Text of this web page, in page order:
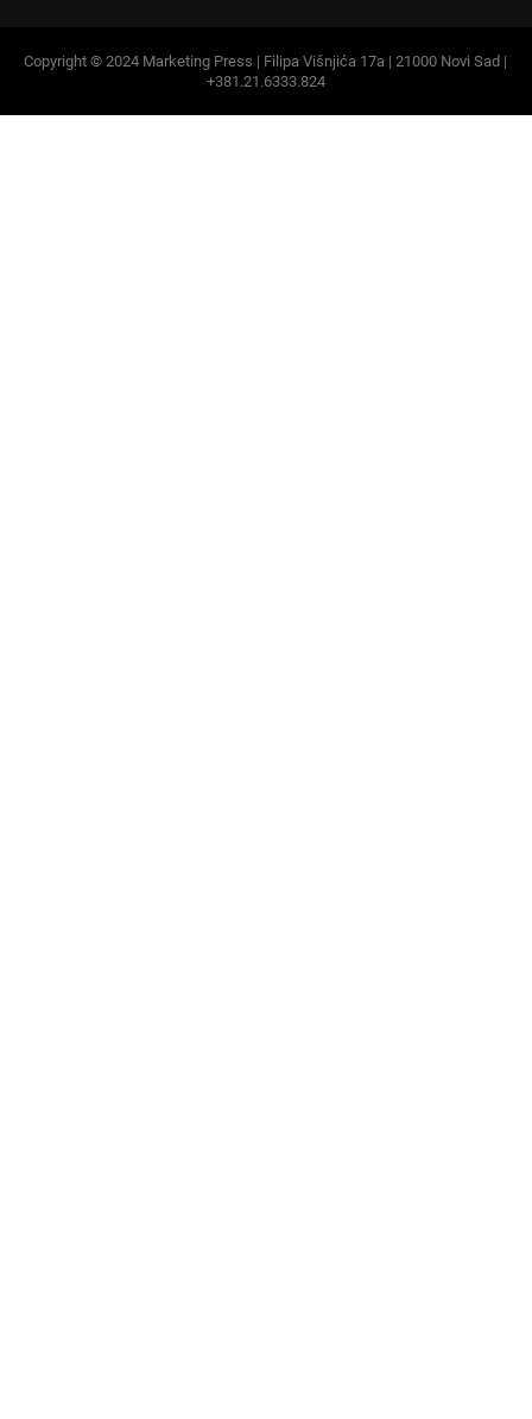
Copyright © 2024 Marketing Press | Filipa Višnjića 17a | 21000 Novi Sad |
+381.21.6333.824